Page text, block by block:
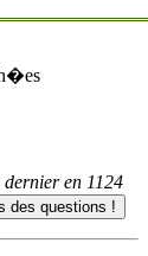
dernier en 1124